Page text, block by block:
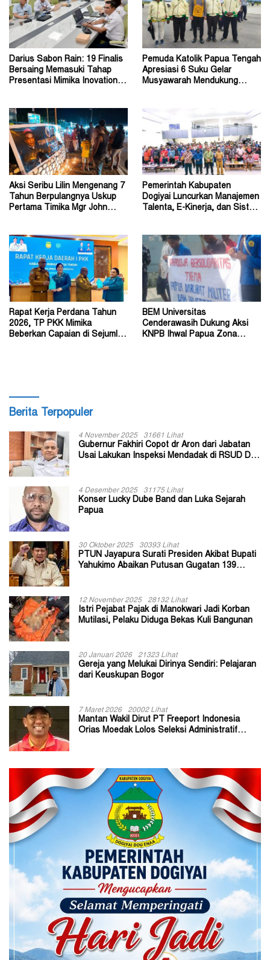
Darius Sabon Rain: 19 Finalis
Bersaing Memasuki Tahap
Presentasi Mimika Inovation
Pemuda Katolik Papua Tengah
Apresiasi 6 Suku Gelar
Musyawarah Mendukung
Aksi Seribu Lilin Mengenang 7
Tahun Berpulangnya Uskup
Pertama Timika Mgr John
Pemerintah Kabupaten
Dogiyai Luncurkan Manajemen
Talenta, E-Kinerja, dan Sistem
Rapat Kerja Perdana Tahun
2026, TP PKK Mimika
Beberkan Capaian di Sejumlah
BEM Universitas
Cenderawasih Dukung Aksi
KNPB Ihwal Papua Zona
Berita Terpopuler
4 November 2025 31661 Lihat
Gubernur Fakhiri Copot dr Aron dari Jabatan
Usai Lakukan Inspeksi Mendadak di RSUD Dok
4 Desember 2025 31175 Lihat
Konser Lucky Dube Band dan Luka Sejarah
Papua
30 Oktober 2025 30393 Lihat
PTUN Jayapura Surati Presiden Akibat Bupati
Yahukimo Abaikan Putusan Gugatan 139
12 November 2025 28132 Lihat
Istri Pejabat Pajak di Manokwari Jadi Korban
Mutilasi, Pelaku Diduga Bekas Kuli Bangunan
20 Januari 2026 21323 Lihat
Gereja yang Melukai Dirinya Sendiri: Pelajaran
dari Keuskupan Bogor
7 Maret 2026 20002 Lihat
Mantan Wakil Dirut PT Freeport Indonesia
Orias Moedak Lolos Seleksi Administratif